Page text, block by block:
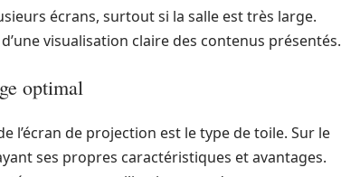
écrans, surtout si la salle est très large.
visualisation claire des contenus présentés.
optimal
l’écran de projection est le type de toile. Sur le
ses propres caractéristiques et avantages.